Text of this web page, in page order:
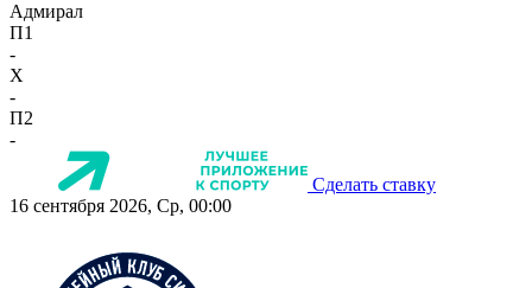
Адмирал
П1
-
X
-
П2
-
Сделать ставку
16 сентября 2026, Ср, 00:00